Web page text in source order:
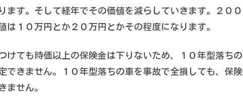
ます。そして経年でその価値を減らしていきます。２００
は１０万円とか２０万円とかその程度になります。
けても時価以上の保険金は下りないため、１０年型落ちの
できません。１０年型落ちの車を事故で全損しても、保険
ません。